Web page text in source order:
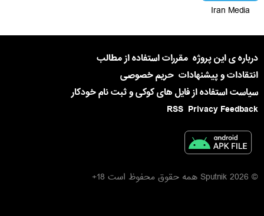
Iran Media
درباره ی این پروژه مقررات استفاده از مطالب
انتقادات و پیشنهادات حریم خصوصی
سیاست استفاده از فایل های کوکی و ثبت نام خودکار
Privacy Feedback
RSS
© 2026 Sputnik همه حقوق محفوظ است 18+